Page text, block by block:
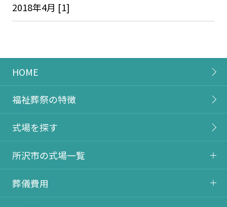
2018年4月 [1]
HOME
福祉葬祭の特徴
式場を探す
所沢市の式場一覧
葬儀費用